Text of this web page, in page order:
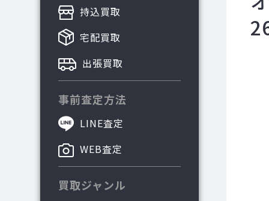
持込買取
宅配買取
出張買取
事前査定方法
LINE査定
WEB査定
買取ジャンル